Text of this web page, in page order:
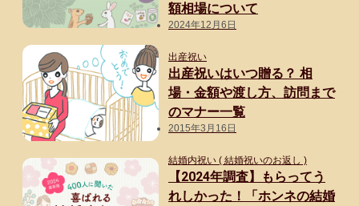
額相場について
2024年12月6日
出産祝い
出産祝いはいつ贈る？ 相
場・金額や渡し方、訪問まで
のマナー一覧
2015年3月16日
結婚内祝い ( 結婚祝いのお返し )
【2024年調査】もらってう
れしかった！「ホンネの結婚